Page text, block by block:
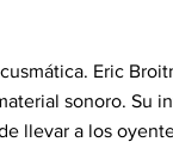
Eric
sonoro. Su
llevar a los